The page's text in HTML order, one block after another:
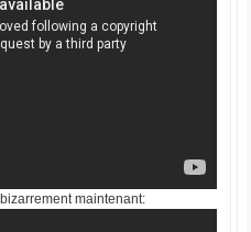
maintenant: